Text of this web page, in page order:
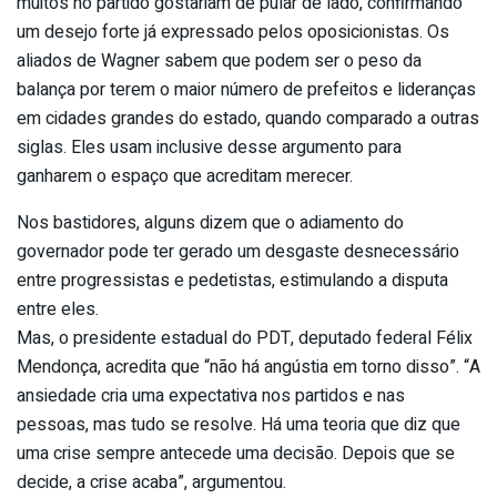
um desejo forte já expressado pelos oposicionistas. Os
aliados de Wagner sabem que podem ser o peso da
balança por terem o maior número de prefeitos e lideranças
em cidades grandes do estado, quando comparado a outras
siglas. Eles usam inclusive desse argumento para
ganharem o espaço que acreditam merecer.
Nos bastidores, alguns dizem que o adiamento do
governador pode ter gerado um desgaste desnecessário
entre progressistas e pedetistas, estimulando a disputa
entre eles.
Mas, o presidente estadual do PDT, deputado federal Félix
Mendonça, acredita que “não há angústia em torno disso”. “A
ansiedade cria uma expectativa nos partidos e nas
pessoas, mas tudo se resolve. Há uma teoria que diz que
uma crise sempre antecede uma decisão. Depois que se
decide, a crise acaba”, argumentou.